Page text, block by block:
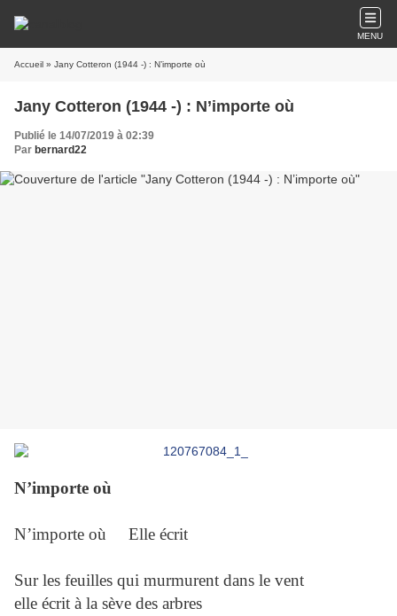
MENU
Accueil » Jany Cotteron (1944 -) : N’importe où
Jany Cotteron (1944 -) : N’importe où
Publié le 14/07/2019 à 02:39
Par bernard22
N’importe où
N’importe où Elle écrit
Sur les feuilles qui murmurent dans le vent
elle écrit à la sève des arbres